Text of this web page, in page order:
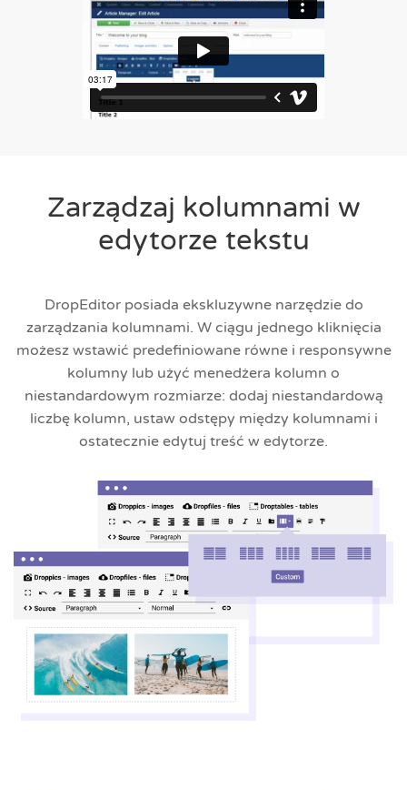
Zarządzaj kolumnami w
edytorze tekstu
DropEditor posiada ekskluzywne narzędzie do
zarządzania kolumnami. W ciągu jednego kliknięcia
możesz wstawić predefiniowane równe i responsywne
kolumny lub użyć menedżera kolumn o
niestandardowym rozmiarze: dodaj niestandardową
liczbę kolumn, ustaw odstępy między kolumnami i
ostatecznie edytuj treść w edytorze.